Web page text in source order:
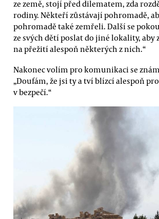
ze země, stojí před dilematem, zda
rodiny. Někteří zůstávají pohromadě,
pohromadě také zemřeli. Další se
ze svých dětí poslat do jiné lokality, aby
na přežití alespoň některých z nich.“
Nakonec volím pro komunikaci se
„Doufám, že jsi ty a tví blízcí alespoň
v bezpečí.“